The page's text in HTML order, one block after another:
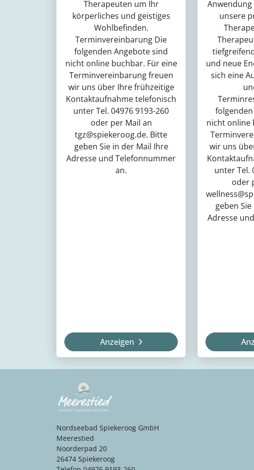
Therapeuten um Ihr
körperliches und geistiges
Wohlbefinden.
Terminvereinbarung Die
folgenden Angebote sind
nicht online buchbar. Für eine
Terminvereinbarung freuen
wir uns über Ihre frühzeitige
Kontaktaufnahme telefonisch
unter Tel. 04976 9193-260
oder per Mail an
tgz@spiekeroog.de. Bitte
geben Sie in der Mail Ihre
Adresse und Telefonnummer
an.
Anzeigen
unsere
und neue
sich eine
nicht online
wir uns
unter Tel.
oder
geben
Adresse
Nordseebad Spiekeroog GmbH
Meerestied
Noorderpad 20
26474 Spiekeroog